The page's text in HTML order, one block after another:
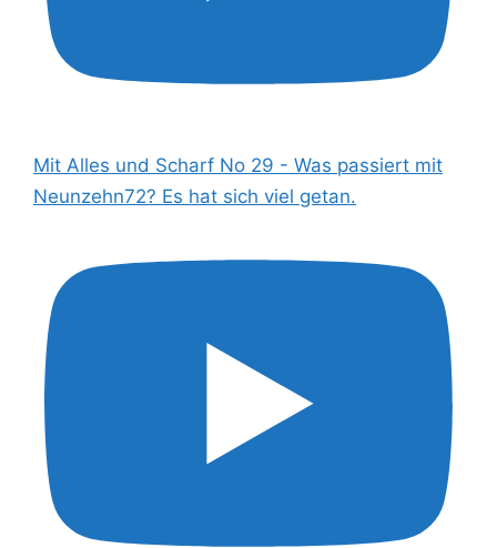
Mit Alles und Scharf No 29 - Was passiert mit
Neunzehn72? Es hat sich viel getan.